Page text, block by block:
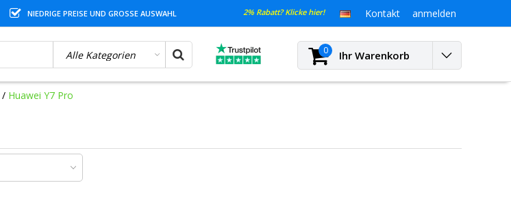
NIEDRIGE PREISE UND GROSSE AUSWAHL 2% Rabatt? Klicke hier! Kontakt anmelden
0 Ihr Warenkorb
/ Huawei Y7 Pro